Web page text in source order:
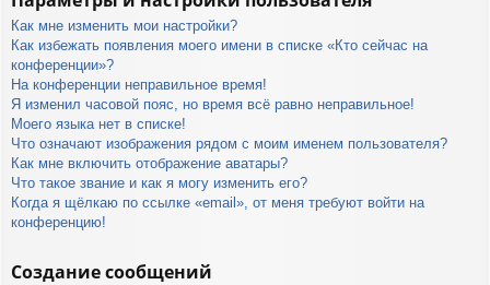
Как мне изменить мои настройки?
Как избежать появления моего имени в списке «Кто сейчас на
конференции»?
На конференции неправильное время!
Я изменил часовой пояс, но время всё равно неправильное!
Моего языка нет в списке!
Что означают изображения рядом с моим именем пользователя?
Как мне включить отображение аватары?
Что такое звание и как я могу изменить его?
Когда я щёлкаю по ссылке «email», от меня требуют войти на
конференцию!
Создание сообщений